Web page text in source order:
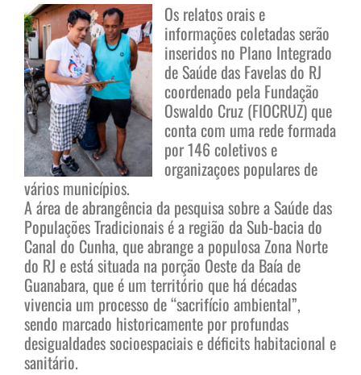
Os relatos orais e
informações coletadas serão
inseridos no Plano Integrado
de Saúde das Favelas do RJ
coordenado pela Fundação
Oswaldo Cruz (FIOCRUZ) que
conta com uma rede formada
por 146 coletivos e
organizaçoes populares de
vários municípios.
A área de abrangência da pesquisa sobre a Saúde das
Populações Tradicionais é a região da Sub-bacia do
Canal do Cunha, que abrange a populosa Zona Norte
do RJ e está situada na porção Oeste da Baía de
Guanabara, que é um território que há décadas
vivencia um processo de “sacrifício ambiental”,
sendo marcado historicamente por profundas
desigualdades socioespaciais e déficits habitacional e
sanitário.